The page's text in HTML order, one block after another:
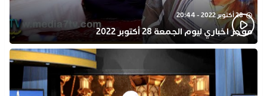
28 أكتوبر 2022 - 20:44
موجز اخباري ليوم الجمعة 28 أكتوبر 2022